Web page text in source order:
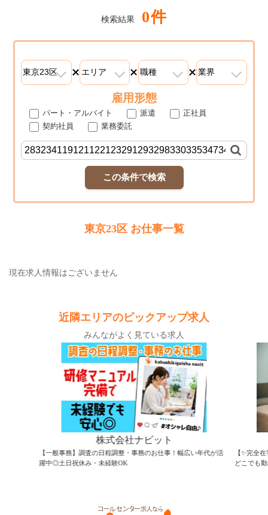
検索結果 0件
雇用形態
パート・アルバイト 派遣
正社員
契約社員
業務委託
この条件で検索
東京23区 お仕事一覧
現在求人情報はございません
近隣エリアのピックアップ求人
みんながよく見ている求人
株式会社ナビット
【一般事務】調査の日程調整・事務のお仕事！幅広い年代が活
躍中◎土日祝休み・未経験OK
【✨完全
どこでも